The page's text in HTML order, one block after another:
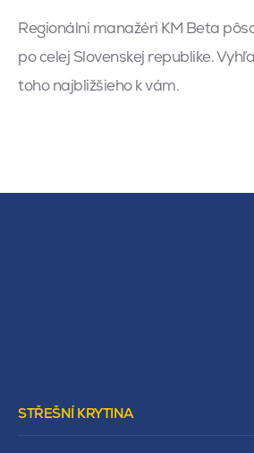
Regionálni manažéri KM Beta
po celej Slovenskej republike.
toho najbližšieho k vám.
STŘEŠNÍ KRYTINA